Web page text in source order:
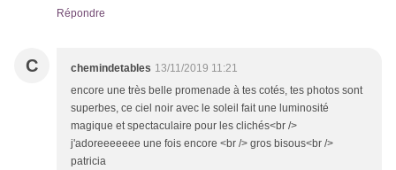
Répondre
C chemindetables 13/11/2019 11:21
encore une très belle promenade à tes cotés, tes photos sont
superbes, ce ciel noir avec le soleil fait une luminosité
magique et spectaculaire pour les clichés<br />
j'adoreeeeeee une fois encore <br /> gros bisous<br />
patricia